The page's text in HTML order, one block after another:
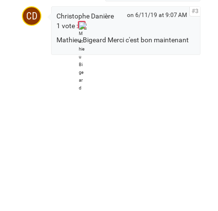
CD
Christophe Danière
1 vote :
on 6/11/19 at 9:07 AM
#3
Mathieu Bigeard Merci c'est bon maintenant